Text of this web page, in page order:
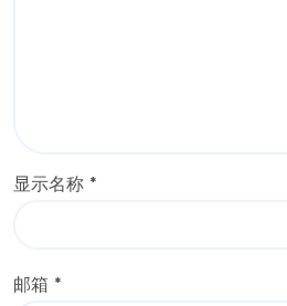
显示名称 *
邮箱 *